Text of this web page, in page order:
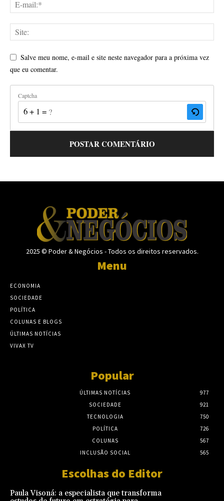
Salve meu nome, e-mail e site neste navegador para a próxima vez
que eu comentar.
Captcha
6 + 1 = ?
2025 © Poder & Negócios - Todos os direitos reservados.
Menu
ECONOMIA
SOCIEDADE
POLÍTICA
COLUNAS E BLOGS
ÚLTIMAS NOTÍCIAS
VIVAX TV
Popular
ÚLTIMAS NOTÍCIAS
977
SOCIEDADE
921
TECNOLOGIA
750
POLÍTICA
726
COLUNAS
567
INCLUSÃO SOCIAL
565
Escolhas do Editor
Paula Visoná: a especialista que transforma